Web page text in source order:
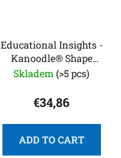
Educational Insights -
Kanoodle® Shape
Escape
Skladem (>5 pcs)
€34,86
ADD TO CART